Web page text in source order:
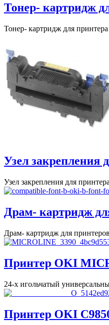
Тонер- картридж
Тонер- картридж для
Узел закрепления
Узел закрепления для
Драм- картридж
Драм- картридж для
Принтер OKI
24-х игольчатый
Принтер OKI